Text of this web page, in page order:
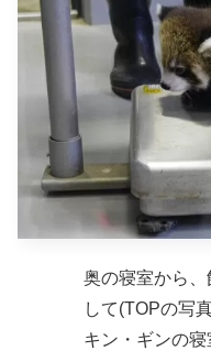
奥の寝室から、
して(TOPの写
キン・ギンの